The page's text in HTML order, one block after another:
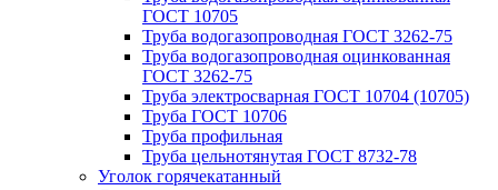
ГОСТ 10705
Труба водогазопроводная ГОСТ 3262-75
Труба водогазопроводная оцинкованная
ГОСТ 3262-75
Труба электросварная ГОСТ 10704 (10705)
Труба ГОСТ 10706
Труба профильная
Труба цельнотянутая ГОСТ 8732-78
Уголок горячекатанный